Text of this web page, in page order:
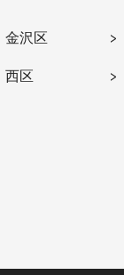
金沢区
西区